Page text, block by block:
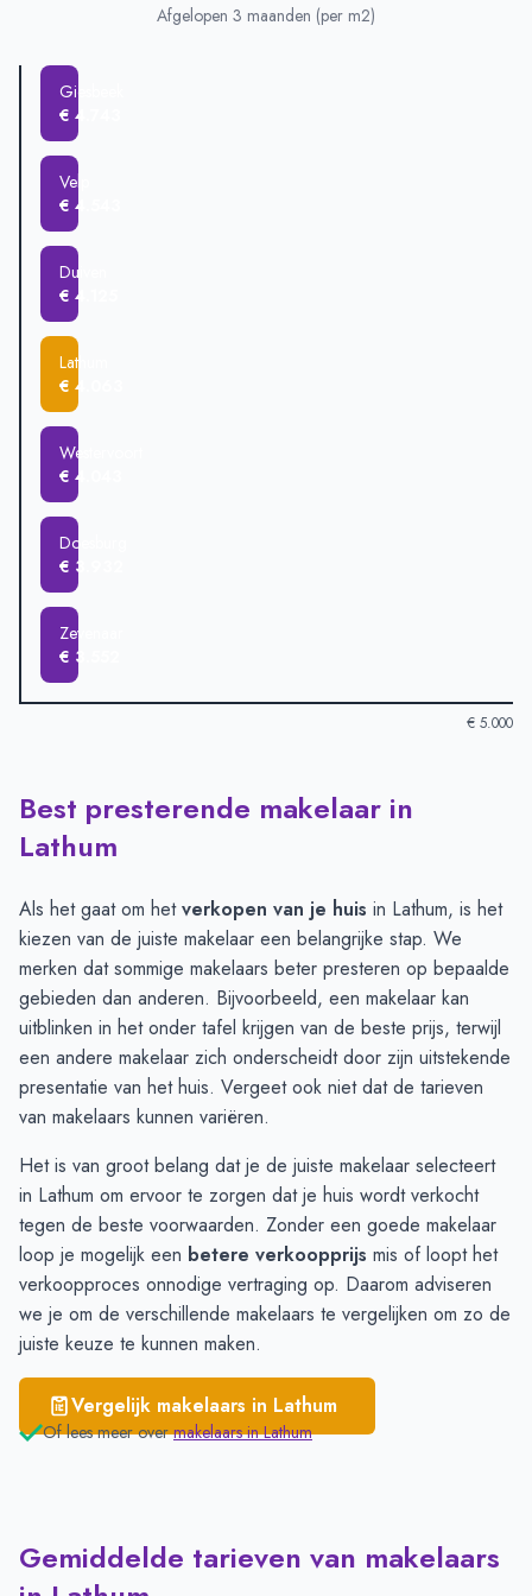
€ 520.000
Duiven
Zevenaar
Westervoort
Giesbeek
Afgelopen 3 maanden (per m2)
Giesbeek
€ 4.743
Velp
€ 4.543
Duiven
€ 4.125
Lathum
€ 4.063
Westervoort
€ 4.043
Doesburg
€ 3.932
Zevenaar
€ 3.552
€ 5.000
Verkoopprijzen in andere plaatsen per m2-Afgelopen 3
Plaats
Giesbeek
Velp
€ 4.543
Duiven
€ 4.125
Lathum
€ 4.063
Westervoort
€ 4.043
Doesburg
€ 3.932
Zevenaar
€ 3.552
Best presterende makelaar in
Lathum
Als het gaat om hetverkopen van je huis in Lathum, is het
kiezen van de juiste makelaar een belangrijke stap. We
merken dat sommige makelaars beter presteren op bepaalde
gebieden dan anderen. Bijvoorbeeld, een makelaar kan
uitblinken in het onder tafel krijgen van de beste prijs, terwijl
een andere makelaar zich onderscheidt door zijn uitstekende
presentatie van het huis. Vergeet ook niet dat de tarieven
van makelaars kunnen variëren.
Het is van groot belang dat je de juiste makelaar selecteert
in Lathum om ervoor te zorgen dat je huis wordt verkocht
tegen de beste voorwaarden. Zonder een goede makelaar
loop je mogelijk een betere verkoopprijs mis of loopt het
verkoopproces onnodige vertraging op. Daarom adviseren
we je om de verschillende makelaars te vergelijken om zo de
juiste keuze te kunnen maken.
Vergelijk makelaars in Lathum
Of lees meer over makelaars inLathum
Gemiddelde tarieven van makelaars